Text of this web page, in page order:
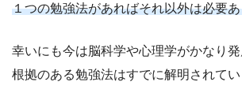
１つの勉強法があればそれ以外は必要
幸いにも今は脳科学や心理学がかなり
根拠のある勉強法はすでに解明されてい